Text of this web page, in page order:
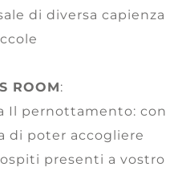
di diversa capienza
ROOM:
Il pernottamento: con
di poter accogliere
presenti a vostro